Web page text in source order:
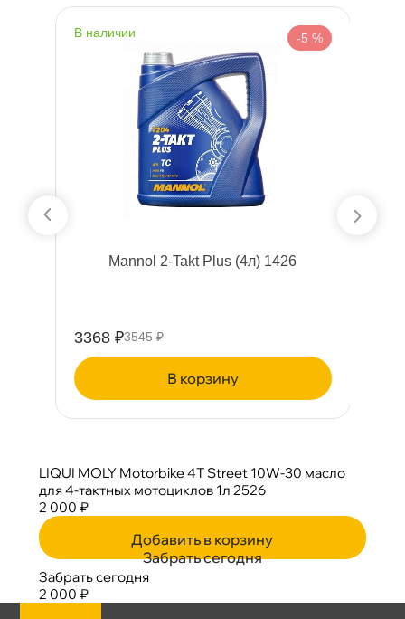
наличии -5 %
Mannol 2-Takt Plus (4л) 1426
3368 ₽3545 ₽
корзину
LIQUI MOLY Motorbike 4T Street 10W-30 масло
для 4-тактных мотоциклов 1л 2526
2 000 ₽
Добавить в корзину
Забрать сегодня
Забрать сегодня
2 000 ₽